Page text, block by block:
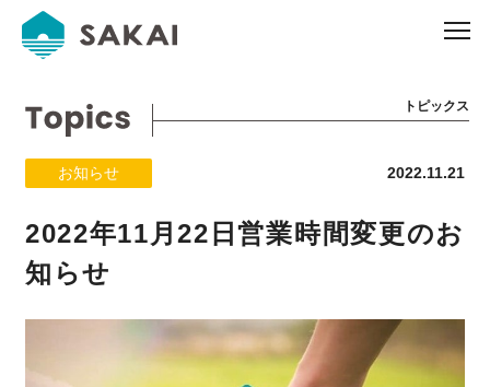
トピックス
お知らせ 2022.11.21
2022年11月22日営業時間変更のお
知らせ